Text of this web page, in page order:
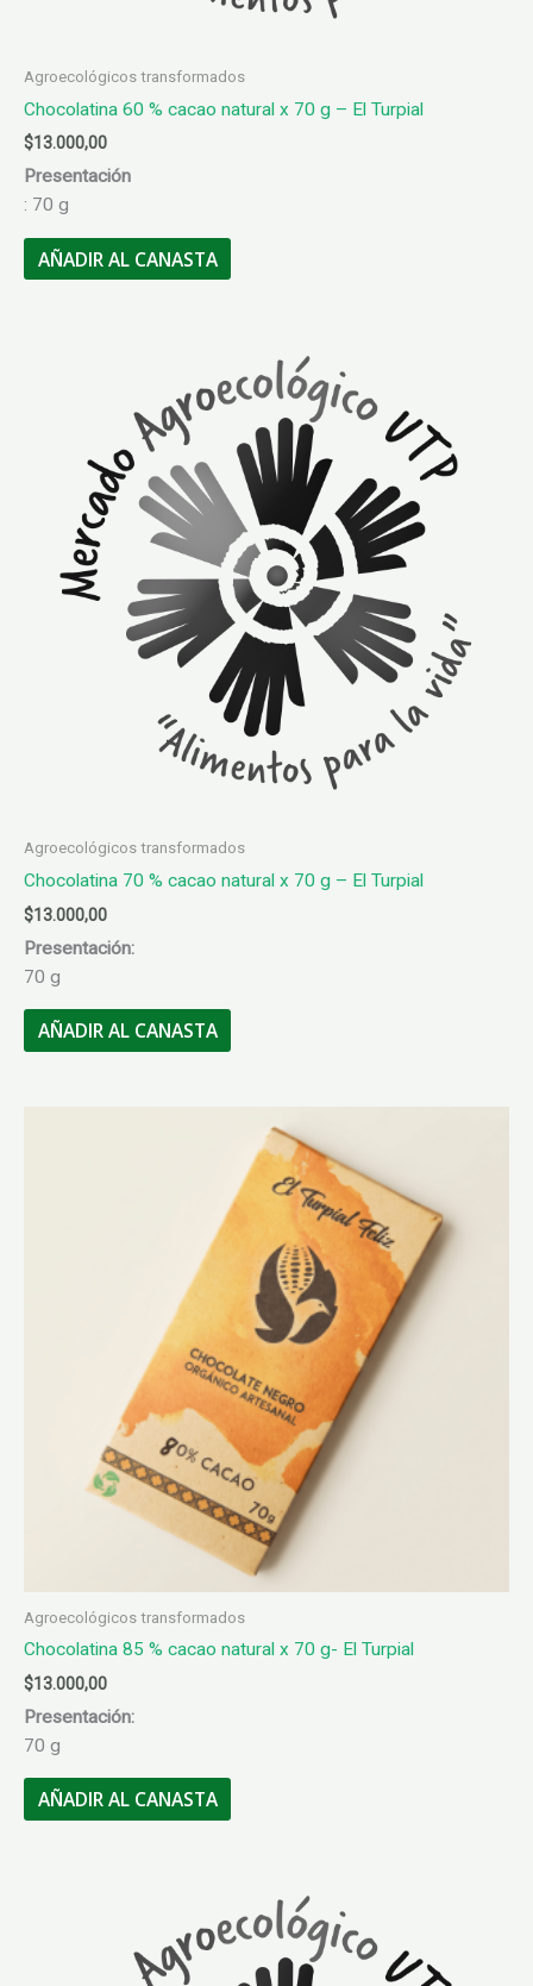
Agroecológicos transformados
Chocolatina 60 % cacao natural x 70 g – El Turpial
$13.000,00
Presentación
: 70 g
AÑADIR AL CANASTA
Agroecológicos transformados
Chocolatina 70 % cacao natural x 70 g – El Turpial
$13.000,00
Presentación:
70 g
AÑADIR AL CANASTA
Agroecológicos transformados
Chocolatina 85 % cacao natural x 70 g- El Turpial
$13.000,00
Presentación:
70 g
AÑADIR AL CANASTA